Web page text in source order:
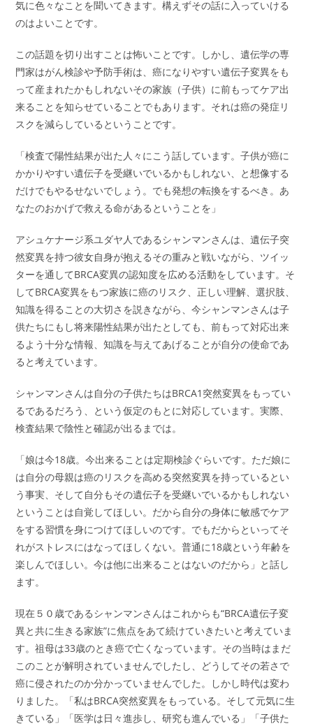
気に色々なことを聞いてきます。構えずその話に入っていける
のはよいことです。
この話題を切り出すことは怖いことです。しかし、遺伝学の専
門家はがん検診や予防手術は、癌になりやすい遺伝子変異をも
って産まれたかもしれないその家族（子供）に前もってケア出
来ることを知らせていることでもあります。それは癌の発症リ
スクを減らしているということです。
「検査で陽性結果が出た人々にこう話しています。子供が癌に
かかりやすい遺伝子を受継いでいるかもしれない、と想像する
だけでもやるせないでしょう。でも発想の転換をするべき。あ
なたのおかげで救える命があるということを」
アシュケナージ系ユダヤ人であるシャンマンさんは、遺伝子突
然変異を持つ彼女自身が抱えるその重みと戦いながら、ツイッ
ターを通してBRCA変異の認知度を広める活動をしています。そ
してBRCA変異をもつ家族に癌のリスク、正しい理解、選択肢、
知識を得ることの大切さを説きながら、今シャンマンさんは子
供たちにもし将来陽性結果が出たとしても、前もって対応出来
るよう十分な情報、知識を与えてあげることが自分の使命であ
ると考えています。
シャンマンさんは自分の子供たちはBRCA1突然変異をもってい
るであるだろう、という仮定のもとに対応しています。実際、
検査結果で陰性と確認が出るまでは。
「娘は今18歳。今出来ることは定期検診ぐらいです。ただ娘に
は自分の母親は癌のリスクを高める突然変異を持っているとい
う事実、そして自分もその遺伝子を受継いでいるかもしれない
ということは自覚してほしい。だから自分の身体に敏感でケア
をする習慣を身につけてほしいのです。でもだからといってそ
れがストレスにはなってほしくない。普通に18歳という年齢を
楽しんでほしい。今は他に出来ることはないのだから」と話し
ます。
現在５０歳であるシャンマンさんはこれからも“BRCA遺伝子変
異と共に生きる家族”に焦点をあて続けていきたいと考えていま
す。祖母は33歳のとき癌で亡くなっています。その当時はまだ
このことが解明されていませんでしたし、どうしてその若さで
癌に侵されたのか分かっていませんでした。しかし時代は変わ
りました。「私はBRCA突然変異をもっている。そして元気に生
きている」「医学は日々進歩し、研究も進んでいる」「子供た